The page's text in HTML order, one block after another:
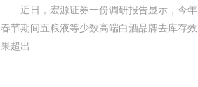
近日，宏源证券一份调研报告显示，今年
春节期间五粮液等少数高端白酒品牌去库存效
果超出...